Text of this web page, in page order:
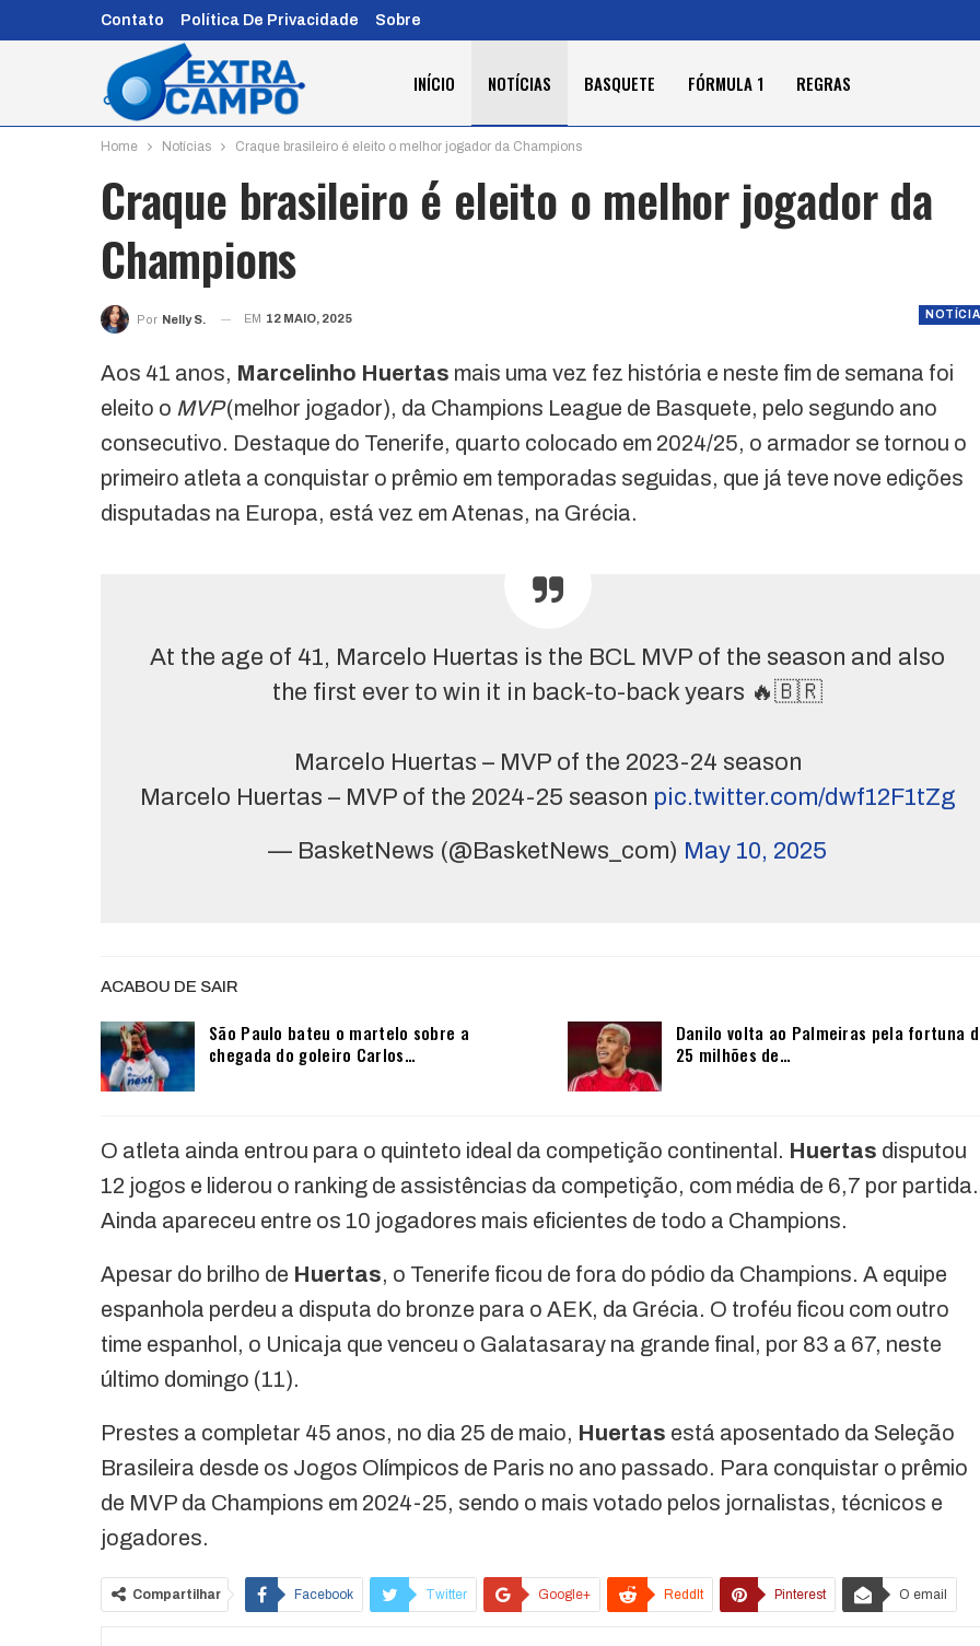
Contato Política De Privacidade Sobre
INÍCIO NOTÍCIAS BASQUETE FÓRMULA 1 REGRAS
Home Notícias Craque brasileiro é eleito o melhor jogador da Champions
Craque brasileiro é eleito o melhor jogador da
Champions
Por Nelly S. EM 12 MAIO, 2025
Aos 41 anos, Marcelinho Huertas mais uma vez fez história e neste fim de semana foi
eleito o MVP(melhor jogador), da Champions League de Basquete, pelo segundo ano
consecutivo. Destaque do Tenerife, quarto colocado em 2024/25, o armador se tornou o
primeiro atleta a conquistar o prêmio em temporadas seguidas, que já teve nove edições
disputadas na Europa, está vez em Atenas, na Grécia.
At the age of 41, Marcelo Huertas is the BCL MVP of the season and also
the first ever to win it in back-to-back years 🔥🇧🇷
Marcelo Huertas – MVP of the 2023-24 season
Marcelo Huertas – MVP of the 2024-25 season pic.twitter.com/dwf12F1tZg
— BasketNews (@BasketNews_com) May 10, 2025
ACABOU DE SAIR
São Paulo bateu o martelo sobre a
chegada do goleiro Carlos…
Danilo volta ao Palmeiras pela fortuna
25 milhões de…
O atleta ainda entrou para o quinteto ideal da competição continental. Huertas disputou
12 jogos e liderou o ranking de assistências da competição, com média de 6,7 por partida.
Ainda apareceu entre os 10 jogadores mais eficientes de todo a Champions.
Apesar do brilho de Huertas, o Tenerife ficou de fora do pódio da Champions. A equipe
espanhola perdeu a disputa do bronze para o AEK, da Grécia. O troféu ficou com outro
time espanhol, o Unicaja que venceu o Galatasaray na grande final, por 83 a 67, neste
último domingo (11).
Prestes a completar 45 anos, no dia 25 de maio, Huertas está aposentado da Seleção
Brasileira desde os Jogos Olímpicos de Paris no ano passado. Para conquistar o prêmio
de MVP da Champions em 2024-25, sendo o mais votado pelos jornalistas, técnicos e
jogadores.
Compartilhar Facebook Twitter Google+ ReddIt Pinterest O email